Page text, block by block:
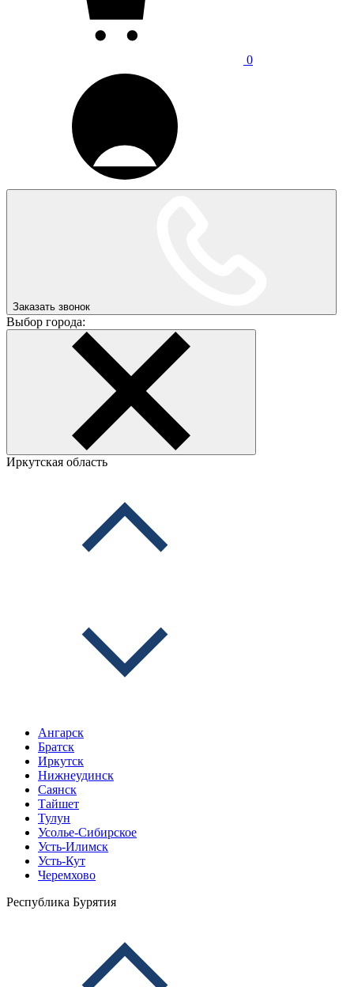
0
Заказать звонок
Выбор города:
Иркутская область
Ангарск
Братск
Иркутск
Нижнеудинск
Саянск
Тайшет
Тулун
Усолье-Сибирское
Усть-Илимск
Усть-Кут
Черемхово
Республика Бурятия